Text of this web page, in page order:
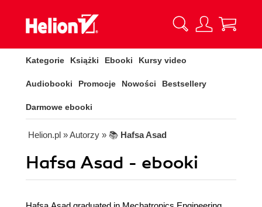
Kategorie Książki Ebooki Kursy video
Audiobooki Promocje Nowości Bestsellery
Darmowe ebooki
Helion.pl » Autorzy » 📚 Hafsa Asad
Hafsa Asad - ebooki